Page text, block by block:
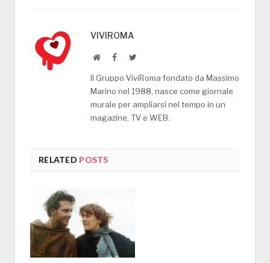
VIVIROMA
WebsiteFacebookTwitter
Il Gruppo ViviRoma fondato da Massimo
Marino nel 1988, nasce come giornale
murale per ampliarsi nel tempo in un
magazine, TV e WEB.
RELATED POSTS